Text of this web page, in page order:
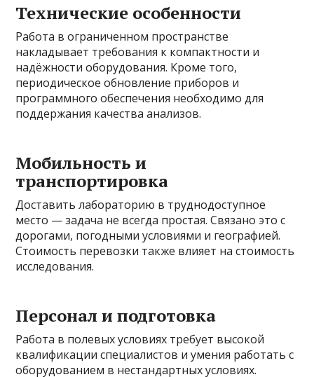
Технические особенности
Работа в ограниченном пространстве
накладывает требования к компактности и
надёжности оборудования. Кроме того,
периодическое обновление приборов и
программного обеспечения необходимо для
поддержания качества анализов.
Мобильность и
транспортировка
Доставить лабораторию в труднодоступное
место — задача не всегда простая. Связано это с
дорогами, погодными условиями и географией.
Стоимость перевозки также влияет на стоимость
исследования.
Персонал и подготовка
Работа в полевых условиях требует высокой
квалификации специалистов и умения работать с
оборудованием в нестандартных условиях.